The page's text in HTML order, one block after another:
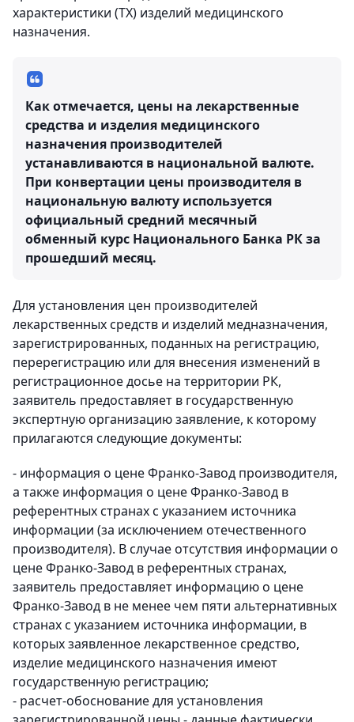
характеристики (ТХ) изделий медицинского
назначения.
Как отмечается, цены на лекарственные
средства и изделия медицинского
назначения производителей
устанавливаются в национальной валюте.
При конвертации цены производителя в
национальную валюту используется
официальный средний месячный
обменный курс Национального Банка РК за
прошедший месяц.
Для установления цен производителей
лекарственных средств и изделий медназначения,
зарегистрированных, поданных на регистрацию,
перерегистрацию или для внесения изменений в
регистрационное досье на территории РК,
заявитель предоставляет в государственную
экспертную организацию заявление, к которому
прилагаются следующие документы:
- информация о цене Франко-Завод производителя,
а также информация о цене Франко-Завод в
референтных странах с указанием источника
информации (за исключением отечественного
производителя). В случае отсутствия информации о
цене Франко-Завод в референтных странах,
заявитель предоставляет информацию о цене
Франко-Завод в не менее чем пяти альтернативных
странах с указанием источника информации, в
которых заявленное лекарственное средство,
изделие медицинского назначения имеют
государственную регистрацию;
- расчет-обоснование для установления